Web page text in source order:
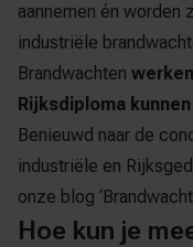
aannemen én worden
industriële
Brandwachten
Rijksdiploma
Benieuwd naar de
industriële en
onze blog
Hoe kun je